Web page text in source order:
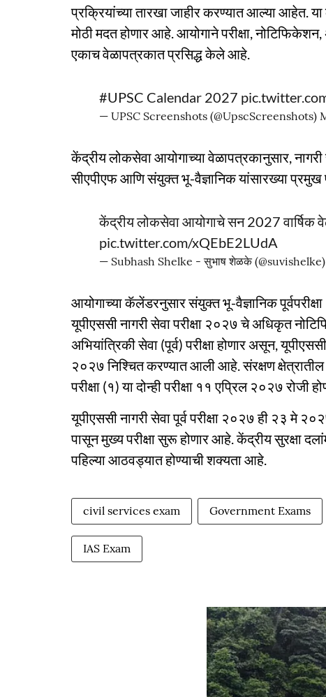
प्रक्रियांच्या तारखा जाहीर करण्यात आल्या आहेत.
मोठी मदत होणार आहे. आयोगाने परीक्षा,
एकाच वेळापत्रकात प्रसिद्ध केले आहे.
#UPSC Calendar 2027
— UPSC Screenshots (@UpscScreenshots)
केंद्रीय लोकसेवा आयोगाच्या वेळापत्रकानुसार, नागरी
सीएपीएफ आणि संयुक्त भू-वैज्ञानिक यांसारख्या प्रमुख
केंद्रीय लोकसेवा आयोगाचे सन 2027 वार्षिक
pic.twitter.com/xQEbE2LUdA
— Subhash Shelke - सुभाष शेळके (@suvishelke)
आयोगाच्या कॅलेंडरनुसार संयुक्त भू-वैज्ञानिक
यूपीएससी नागरी सेवा परीक्षा २०२७ चे अधिकृत
अभियांत्रिकी सेवा (पूर्व) परीक्षा होणार असून,
२०२७ निश्चित करण्यात आली आहे. संरक्षण क्षेत्रातील
परीक्षा (१) या दोन्ही परीक्षा ११ एप्रिल २०२७ रोजी
यूपीएससी नागरी सेवा पूर्व परीक्षा २०२७ ही २३ मे
पासून मुख्य परीक्षा सुरू होणार आहे. केंद्रीय सुरक्षा
पहिल्या आठवड्यात होण्याची शक्यता आहे.
civil services exam Government Exams
IAS Exam